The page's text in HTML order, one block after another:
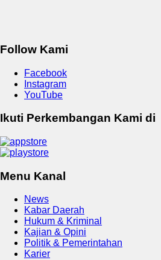
Follow Kami
Facebook
Instagram
YouTube
Ikuti Perkembangan Kami di
Menu Kanal
News
Kabar Daerah
Hukum & Kriminal
Kajian & Opini
Politik & Pemerintahan
Karier